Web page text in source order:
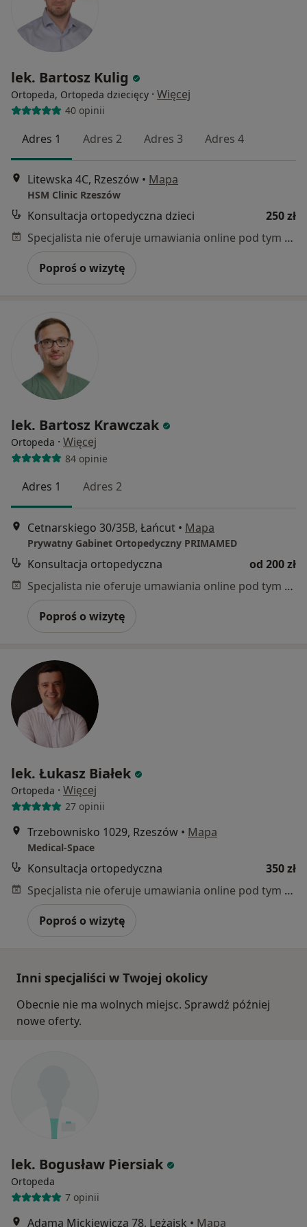
lek. Bartosz Kulig
Ortopeda, Ortopeda dziecięcy · Więcej
40 opinii
Adres 1 Adres 2 Adres 3 Adres 4
Litewska 4C, Rzeszów • Mapa
HSM Clinic Rzeszów
Konsultacja ortopedyczna dzieci
250 zł
Specjalista nie oferuje umawiania online pod tym adresem.
Poproś o wizytę
lek. Bartosz Krawczak
Ortopeda · Więcej
84 opinie
Adres 1 Adres 2
Cetnarskiego 30/35B, Łańcut • Mapa
Prywatny Gabinet Ortopedyczny PRIMAMED
Konsultacja ortopedyczna
od 200 zł
Specjalista nie oferuje umawiania online pod tym adresem.
Poproś o wizytę
lek. Łukasz Białek
Ortopeda · Więcej
27 opinii
Trzebownisko 1029, Rzeszów • Mapa
Medical-Space
Konsultacja ortopedyczna
350 zł
Specjalista nie oferuje umawiania online pod tym adresem.
Poproś o wizytę
Inni specjaliści w Twojej okolicy
Obecnie nie ma wolnych miejsc. Sprawdź później
nowe oferty.
lek. Bogusław Piersiak
Ortopeda
7 opinii
Adama Mickiewicza 78, Leżajsk • Mapa